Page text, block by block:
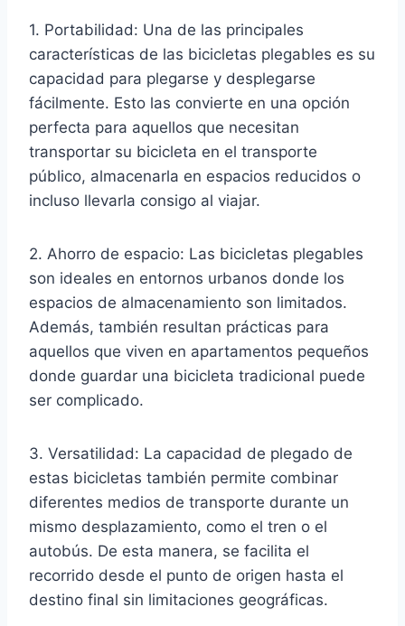
1. Portabilidad: Una de las principales
características de las bicicletas plegables es su
capacidad para plegarse y desplegarse
fácilmente. Esto las convierte en una opción
perfecta para aquellos que necesitan
transportar su bicicleta en el transporte
público, almacenarla en espacios reducidos o
incluso llevarla consigo al viajar.
2. Ahorro de espacio: Las bicicletas plegables
son ideales en entornos urbanos donde los
espacios de almacenamiento son limitados.
Además, también resultan prácticas para
aquellos que viven en apartamentos pequeños
donde guardar una bicicleta tradicional puede
ser complicado.
3. Versatilidad: La capacidad de plegado de
estas bicicletas también permite combinar
diferentes medios de transporte durante un
mismo desplazamiento, como el tren o el
autobús. De esta manera, se facilita el
recorrido desde el punto de origen hasta el
destino final sin limitaciones geográficas.